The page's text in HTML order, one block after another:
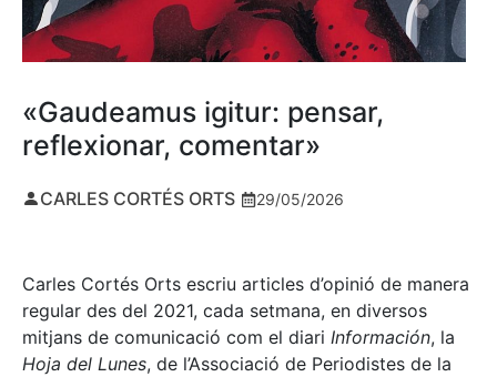
«Gaudeamus igitur: pensar,
reflexionar, comentar»
CARLES CORTÉS ORTS 29/05/2026
Carles Cortés Orts escriu articles d’opinió de manera
regular des del 2021, cada setmana, en diversos
mitjans de comunicació com el diari Información, la
Hoja del Lunes, de l’Associació de Periodistes de la